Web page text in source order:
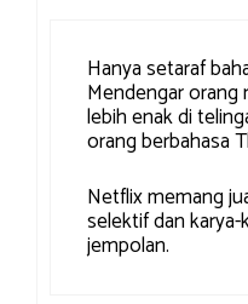
Hanya setaraf
Mendengar
lebih enak di
orang berbahasa
Netflix memang
selektif dan
jempolan.